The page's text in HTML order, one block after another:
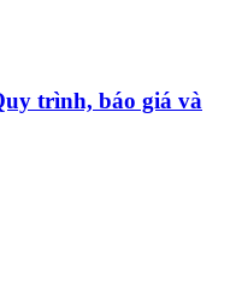
trình, báo giá và